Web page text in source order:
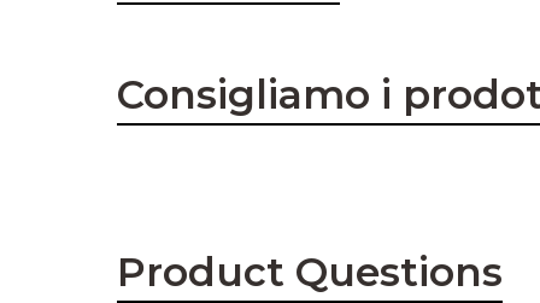
Consigliamo i
Product Questions